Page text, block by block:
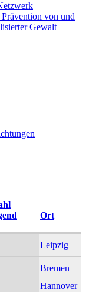
von und
Gewalt
Ort
Leipzig
Bremen
Hannover